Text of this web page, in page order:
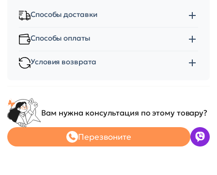
Способы доставки
Способы оплаты
Условия возврата
Вам нужна консультация по этому товару?
Перезвоните